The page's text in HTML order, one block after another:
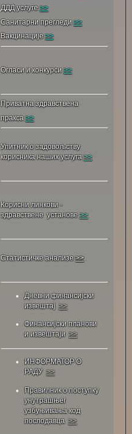
ДДД услуге >>
Санитарни прегледи>>
Вакцинације >>
Огласи и конкурси>>
Приватна здравствена
пракса>>
Упитник о задовољству
корисника наших услуга>>
Корисни линкови -
здравствене установе >>
Статистичке анализе>>
Дневни финансијски
извештај>>
Финансијски планови
и извештаји >>
ИНФОРМАТОР О
РАДУ >>
Правилник о поступку
унутрашњег
узбуњивања код
послодавца>>